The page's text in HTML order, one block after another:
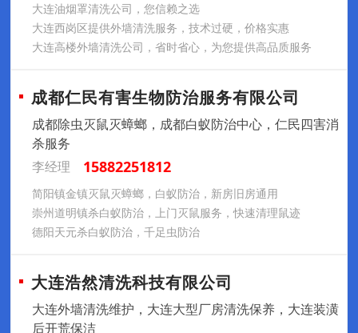
大连油烟罩清洗公司，您信赖之选
大连西岗区提供外墙清洗服务，技术过硬，价格实惠
大连高楼外墙清洗公司，省时省心，为您提供高品质服务
成都仁民有害生物防治服务有限公司
成都除虫灭鼠灭蟑螂，成都白蚁防治中心，仁民四害消
杀服务
李经理
15882251812
简阳镇金镇灭鼠灭蟑螂，白蚁防治，新房旧房通用
崇州道明镇杀白蚁防治，上门灭鼠服务，快速清理鼠迹
德阳天元杀白蚁防治，千足虫防治
大连浩然清洗科技有限公司
大连外墙清洗维护，大连大型厂房清洗保养，大连装潢
后开荒保洁